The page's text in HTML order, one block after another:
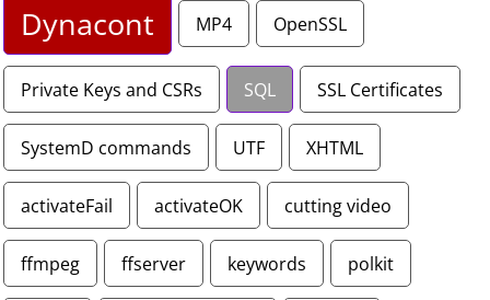
Dynacont MP4 OpenSSL
Private Keys and CSRs SQL SSL Certificates
SystemD commands UTF XHTML
activateFail activateOK cutting video
ffmpeg ffserver keywords polkit